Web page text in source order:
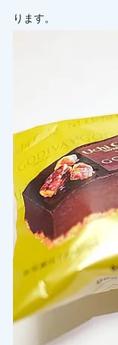
ります。